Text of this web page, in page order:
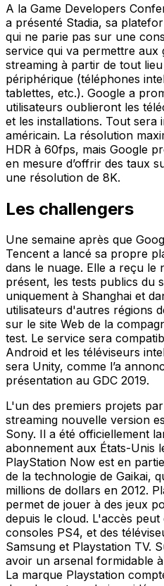
A la Game Developers
a présenté Stadia, sa
qui ne parie pas sur une
service qui va permettre aux
streaming à partir de tout
périphérique (téléphones
tablettes, etc.). Google a
utilisateurs oublieront les
et les installations. Tout sera
américain. La résolution
HDR à 60fps, mais Google
en mesure d’offrir des taux
une résolution de 8K.
Les challengers
Une semaine après que
Tencent a lancé sa propre
dans le nuage. Elle a reçu le
présent, les tests publics du
uniquement à Shanghai et
utilisateurs d'autres régions
sur le site Web de la
test. Le service sera
Android et les téléviseurs
sera Unity, comme l’a
présentation au GDC 2019.
L'un des premiers projets
streaming nouvelle version
Sony. Il a été officiellement
abonnement aux États-Unis
PlayStation Now est en
de la technologie de Gaikai,
millions de dollars en 2012.
permet de jouer à des jeux
depuis le cloud. L'accès
consoles PS4, et des
Samsung et Playstation TV.
avoir un arsenal formidable
La marque Playstation